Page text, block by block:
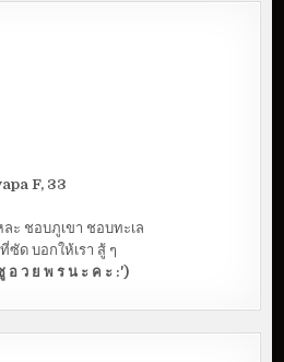
F, 33
ะ ชอบภูเขา ชอบทะเล
ซัด บอกให้เรา สู้ ๆ
อ ว ย พ ร น ะ ค ะ :')